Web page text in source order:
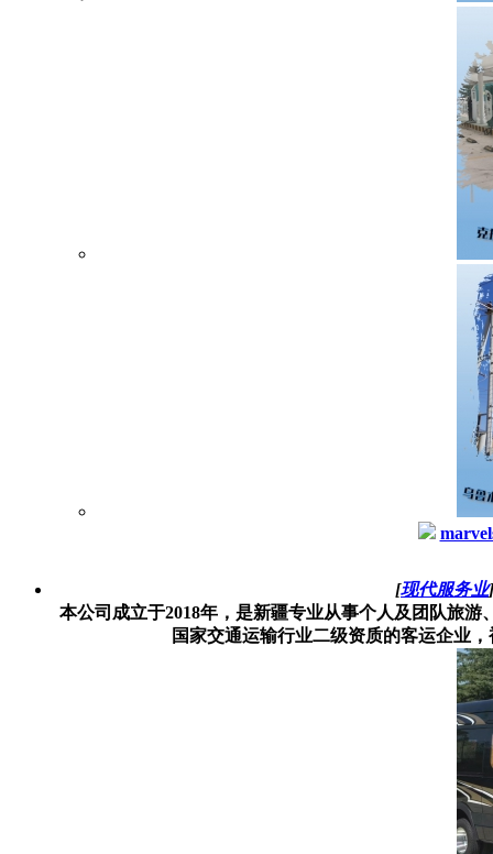
[现代服务业]
本公司成立于2018年，是新疆专业从事个人及团队旅
国家交通运输行业二级资质的客运企业